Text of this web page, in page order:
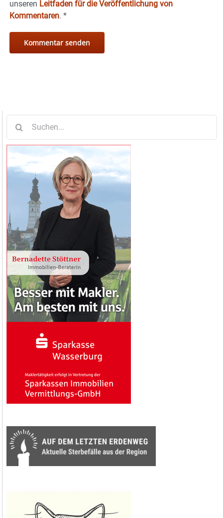
unseren Leitfaden für die Veröffentlichung von
Kommentaren. *
nach: